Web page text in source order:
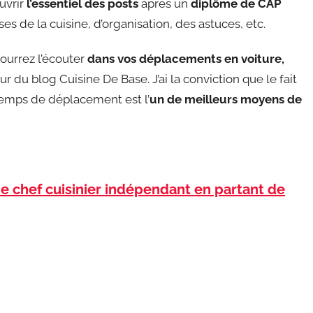
l’essentiel des posts après un diplôme de CAP
de la cuisine, d’organisation, des astuces, etc.
l’écouter dans vos déplacements en voiture,
du blog Cuisine De Base. J’ai la conviction que le fait
de déplacement est l’un de meilleurs moyens de
chef cuisinier indépendant en partant de